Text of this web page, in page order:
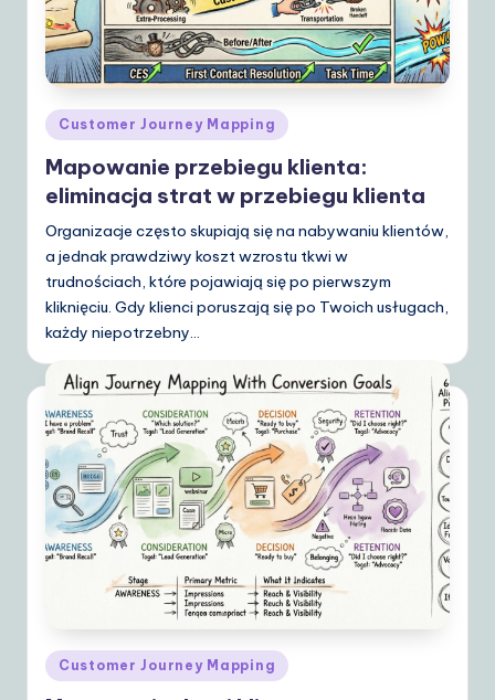
Posted
in
Customer Journey Mapping
Mapowanie przebiegu klienta:
eliminacja strat w przebiegu klienta
Organizacje często skupiają się na nabywaniu klientów,
a jednak prawdziwy koszt wzrostu tkwi w
trudnościach, które pojawiają się po pierwszym
kliknięciu. Gdy klienci poruszają się po Twoich usługach,
każdy niepotrzebny…
Posted
in
Customer Journey Mapping